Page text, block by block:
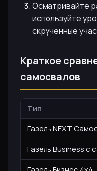
Осматривайте
используйте
скрученные
Краткое
самосвалов
Тип
Газель NEXT
Газель Business с